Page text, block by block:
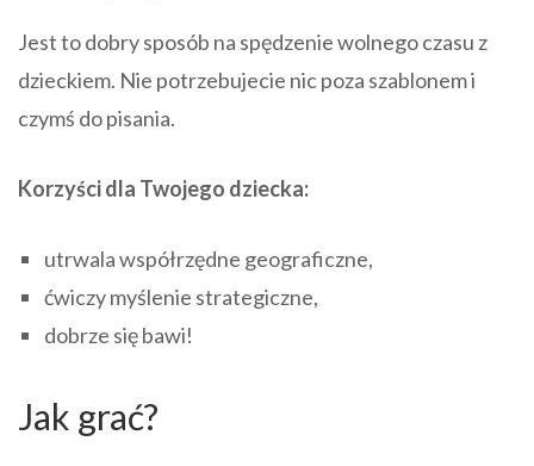
Jest to dobry sposób na spędzenie wolnego czasu z
dzieckiem. Nie potrzebujecie nic poza szablonem i
czymś do pisania.
Korzyści dla Twojego dziecka:
utrwala współrzędne geograficzne,
ćwiczy myślenie strategiczne,
dobrze się bawi!
Jak grać?